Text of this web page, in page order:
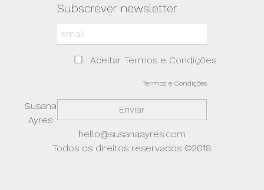
Subscrever newsletter
Aceitar Termos e Condições
Termos e Condições
Susana
Ayres
hello@susanaayres.com
Todos os direitos reservados ©2018